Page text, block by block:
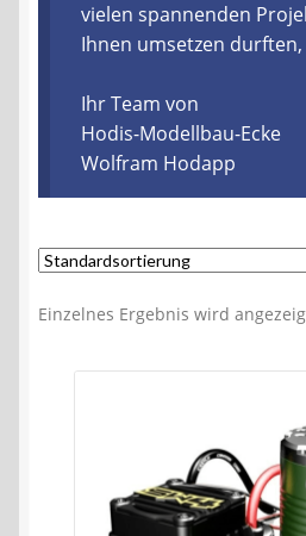
Vereine & Foren
Kontakt
vielen spannenden
Ihnen umsetzen
Ihr Team von
Hodis-Modellbau-Ecke
Wolfram Hodapp
Einzelnes Ergebnis wird